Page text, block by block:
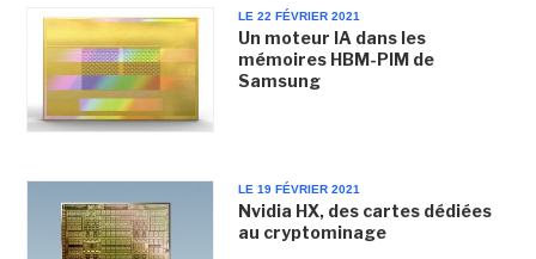
LE 22 FÉVRIER 2021
Un moteur IA dans les
mémoires HBM-PIM de
Samsung
LE 19 FÉVRIER 2021
Nvidia HX, des cartes dédiées
au cryptominage